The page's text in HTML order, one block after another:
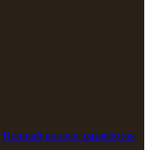
Полный каталог разработок